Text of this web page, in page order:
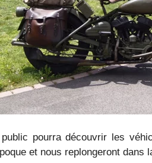
pourra découvrir les
et nous replongeront